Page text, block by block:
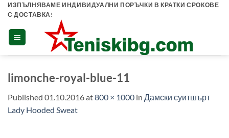
Skip
content
ИЗПЪЛНЯВАМЕ ИНДИВИДУАЛНИ ПОРЪЧКИ В КРАТКИ СРОКОВЕ
С ДОСТАВКА!
limonche-royal-blue-11
Published 01.10.2016at800 × 1000 in Дамски суитшърт
Lady Hooded Sweat